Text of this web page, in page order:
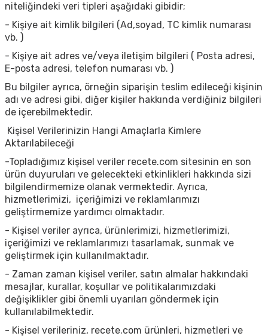
niteliğindeki veri tipleri aşağıdaki gibidir;
- Kişiye ait kimlik bilgileri (Ad,soyad, TC kimlik numarası
vb. )
- Kişiye ait adres ve/veya iletişim bilgileri ( Posta adresi,
E-posta adresi, telefon numarası vb. )
Bu bilgiler ayrıca, örneğin siparişin teslim edileceği kişinin
adı ve adresi gibi, diğer kişiler hakkında verdiğiniz bilgileri
de içerebilmektedir.
Kişisel Verilerinizin Hangi Amaçlarla Kimlere
Aktarılabileceği
-Topladığımız kişisel veriler recete.com sitesinin en son
ürün duyuruları ve gelecekteki etkinlikleri hakkında sizi
bilgilendirmemize olanak vermektedir. Ayrıca,
hizmetlerimizi, içeriğimizi ve reklamlarımızı
geliştirmemize yardımcı olmaktadır.
- Kişisel veriler ayrıca, ürünlerimizi, hizmetlerimizi,
içeriğimizi ve reklamlarımızı tasarlamak, sunmak ve
geliştirmek için kullanılmaktadır.
- Zaman zaman kişisel veriler, satın almalar hakkındaki
mesajlar, kurallar, koşullar ve politikalarımızdaki
değişiklikler gibi önemli uyarıları göndermek için
kullanılabilmektedir.
- Kişisel verileriniz, recete.com ürünleri, hizmetleri ve